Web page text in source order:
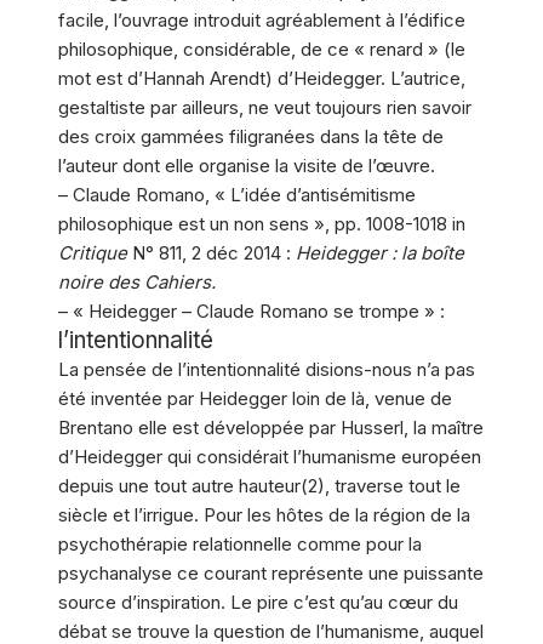
facile, l’ouvrage introduit agréablement à l’édifice
philosophique, considérable, de ce « renard » (le
mot est d’Hannah Arendt) d’Heidegger. L’autrice,
gestaltiste par ailleurs, ne veut toujours rien savoir
des croix gammées filigranées dans la tête de
l’auteur dont elle organise la visite de l’œuvre.
– Claude Romano, « L’idée d’antisémitisme
philosophique est un non sens », pp. 1008-1018 in
CritiqueN° 811, 2 déc 2014 : Heidegger : la boîte
noire des Cahiers.
– « Heidegger – Claude Romano se trompe » :
l’intentionnalité
La pensée de l’intentionnalité disions-nous n’a pas
été inventée par Heidegger loin de là, venue de
Brentano elle est développée par Husserl, la maître
d’Heidegger qui considérait l’humanisme européen
depuis une tout autre hauteur(2), traverse tout le
siècle et l’irrigue. Pour les hôtes de la région de la
psychothérapie relationnelle comme pour la
psychanalyse ce courant représente une puissante
source d’inspiration. Le pire c’est qu’au cœur du
débat se trouve la question de l’humanisme, auquel